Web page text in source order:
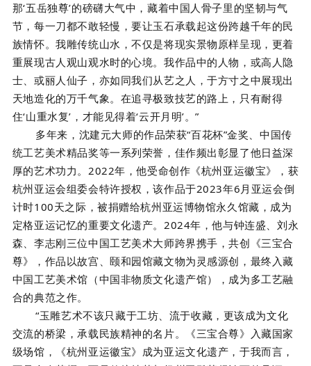
那‘五岳独尊’的磅礴大气中，藏着中国人骨子里的坚韧与气
节，每一刀都不敢轻慢，要让玉石承载起这份跨越千年的民
族情怀。我雕传统山水，不仅是将现实景物原样呈现，更着
重展现古人观山观水时的心境。我作品中的人物，或高人隐
士、或丽人仙子，亦如同我们从艺之人，于方寸之中展现出
天地造化的万千气象。在追寻极致技艺的路上，只有耐得
住‘山重水复’，才能见得着‘云开月明’。”
多年来，沈建元大师的作品荣获“百花杯”金奖、中国传
统工艺美术精品奖等一系列荣誉，佳作频出彰显了他日益深
厚的艺术功力。2022年，他受命创作《杭州亚运徽宝》，获
杭州亚运会组委会特许授权，该作品于2023年6月亚运会倒
计时100天之际，被捐赠给杭州亚运博物馆永久馆藏，成为
定格亚运记忆的重要文化遗产。2024年，他与钟连盛、刘永
森、李志刚三位中国工艺美术大师跨界携手，共创《三宝合
尊》，作品以故宫、颐和园馆藏文物为灵感源创，最终入藏
中国工艺美术馆（中国非物质文化遗产馆），成为多工艺融
合的典范之作。
“玉雕艺术不该只藏于工坊、流于收藏，更该成为文化
交流的桥梁，承载民族精神的名片。《三宝合尊》入藏国家
级场馆，《杭州亚运徽宝》成为亚运文化遗产，于我而言，